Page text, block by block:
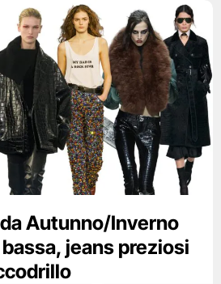
Autunno/Inverno
jeans preziosi